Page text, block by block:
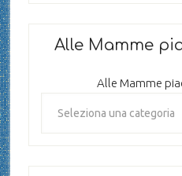
Alle Mamme
Alle Mamme